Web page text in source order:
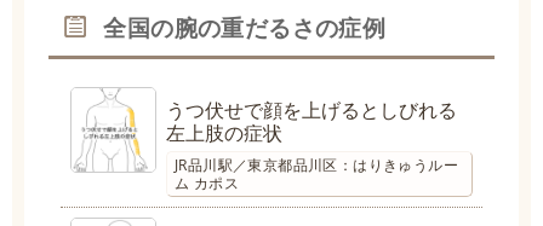
全国の腕の重だるさの症例
うつ伏せで顔を上げるとしびれる
左上肢の症状
JR品川駅／東京都品川区：はりきゅうルー
ム カポス